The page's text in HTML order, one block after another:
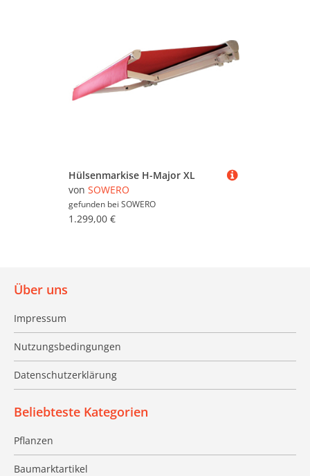
Hülsenmarkise H-Major XL
von SOWERO
gefunden bei SOWERO
1.299,00 €
Über uns
Impressum
Nutzungsbedingungen
Datenschutzerklärung
Beliebteste Kategorien
Pflanzen
Baumarktartikel